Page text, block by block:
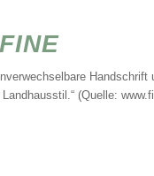
FINE
(Quelle: